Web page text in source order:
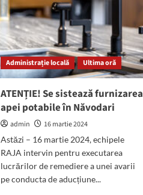
străzi
din
municipiul
Constanța
Administrație locală Ultima oră
ATENȚIE! Se sistează furnizarea
apei potabile în Năvodari
admin
16 martie 2024
Astăzi – 16 martie 2024, echipele
RAJA intervin pentru executarea
lucrărilor de remediere a unei avarii
pe conducta de aducțiune...